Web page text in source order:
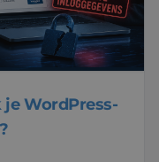
WordPress-